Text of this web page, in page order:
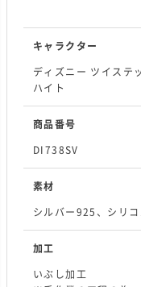
キャラクター
ディズニー ツイステ
ハイト
商品番号
DI738SV
素材
シルバー925、シリコ
加工
いぶし加工